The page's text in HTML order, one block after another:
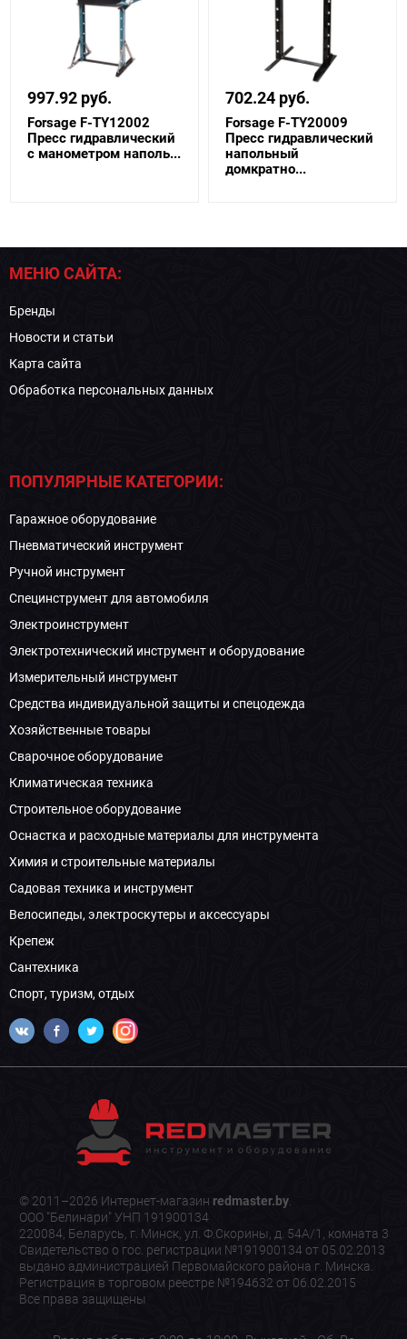
997.92 руб.
Forsage F-TY12002
Пресс гидравлический
с манометром наполь...
702.24 руб.
Forsage F-TY20009
Пресс гидравлический
напольный
домкратно...
МЕНЮ САЙТА:
Бренды
Новости и статьи
Карта сайта
Обработка персональных данных
ПОПУЛЯРНЫЕ КАТЕГОРИИ:
Гаражное оборудование
Пневматический инструмент
Ручной инструмент
Специнструмент для автомобиля
Электроинструмент
Электротехнический инструмент и оборудование
Измерительный инструмент
Средства индивидуальной защиты и спецодежда
Хозяйственные товары
Сварочное оборудование
Климатическая техника
Строительное оборудование
Оснастка и расходные материалы для инструмента
Химия и строительные материалы
Садовая техника и инструмент
Велосипеды, электроскутеры и аксессуары
Крепеж
Сантехника
Спорт, туризм, отдых
© 2011–2026 Интернет-магазин redmaster.by.
ООО "Белинари" УНП 191900134
220084, Беларусь, г. Минск, ул. Ф.Скорины, д. 54А/1, комната 3
Свидетельство о гос. регистрации №191900134 от 05.02.2013
выдано администрацией Первомайского района г. Минска.
Регистрация в торговом реестре №194632 от 06.02.2015
Все права защищены